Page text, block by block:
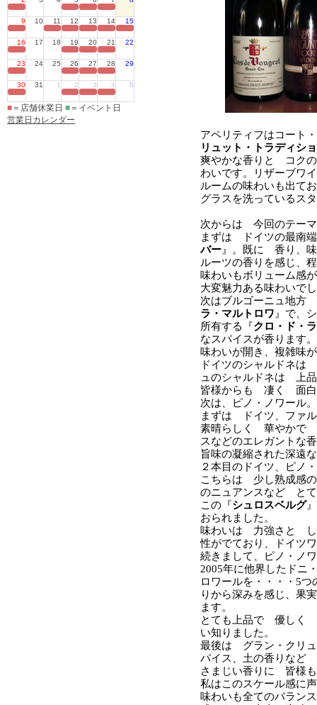
9 10 11 12 13 14 15
16 17 18 19 20 21 22
23 24 25 26 27 28 29
30 31 1 2 3 4 5
■ ＝店舗休業日 ■ ＝イベント日
営業日カレンダー